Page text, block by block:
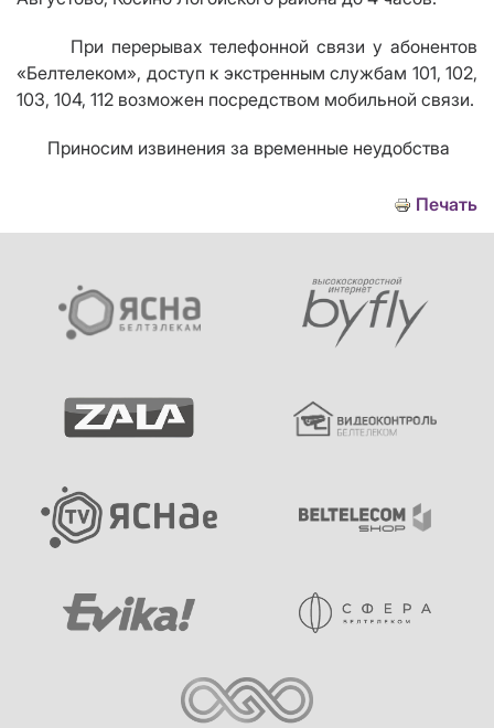
При перерывах телефонной связи у абонентов
«Белтелеком», доступ к экстренным службам 101, 102,
103, 104, 112 возможен посредством мобильной связи.
Приносим извинения за временные неудобства
Печать